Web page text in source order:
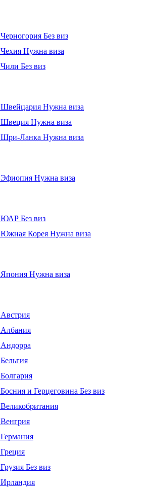
Черногория Без виз
Чехия Нужна виза
Чили Без виз
Швейцария Нужна виза
Швеция Нужна виза
Шри-Ланка Нужна виза
Эфиопия Нужна виза
ЮАР Без виз
Южная Корея Нужна виза
Япония Нужна виза
Австрия
Албания
Андорра
Бельгия
Болгария
Босния и Герцеговина Без виз
Великобритания
Венгрия
Германия
Греция
Грузия Без виз
Ирландия